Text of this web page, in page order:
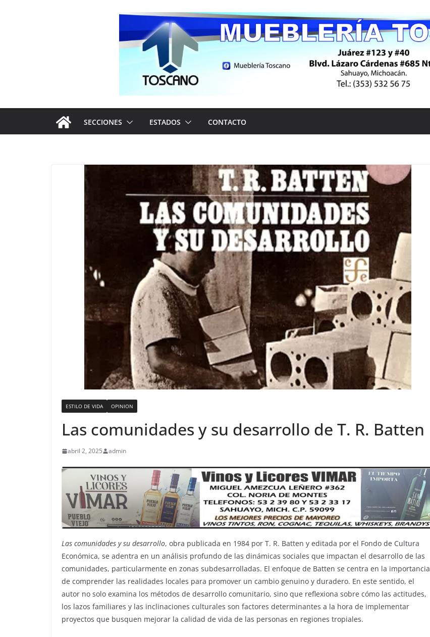
SECCIONES ESTADOS CONTACTO
ESTILO DE VIDA OPINION
Las comunidades y su desarrollo de T. R. Batten
abril 2, 2025 admin
Las comunidades y su desarrollo, obra publicada en 1984 por T. R. Batten y editada por el Fondo de Cultura
Económica, se adentra en un análisis profundo de las dinámicas sociales que impactan el desarrollo de las
comunidades, particularmente en zonas subdesarrolladas. El enfoque de Batten se centra en la importancia
de comprender las realidades locales para promover un cambio genuino y duradero. En este sentido, el
autor no solo examina los métodos de desarrollo comunitario, sino que reflexiona sobre cómo las actitudes,
los lazos familiares y las inclinaciones culturales son factores determinantes a la hora de implementar
proyectos que busquen mejorar la calidad de vida de las personas en regiones tropiales.